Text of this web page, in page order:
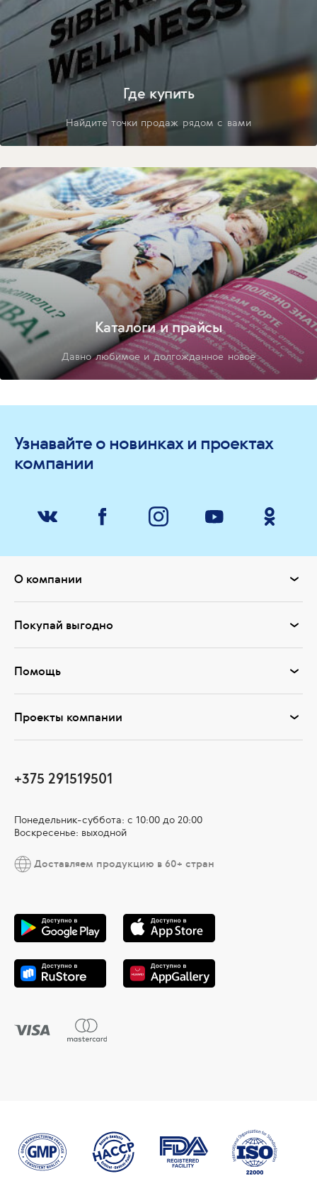
Где купить
Найдите точки продаж рядом с вами
Каталоги и прайсы
Давно любимое и долгожданное новое
Узнавайте о новинках и проектах
компании
О компании
Покупай выгодно
Помощь
Проекты компании
+375 291519501
Понедельник-суббота: с 10:00 до 20:00
Воскресенье: выходной
Доставляем продукцию в 60+ стран